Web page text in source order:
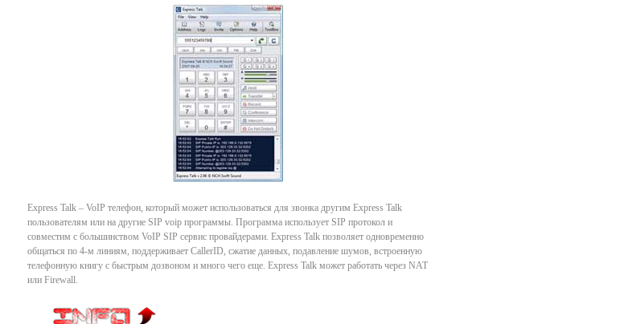
Express Talk – VoIP телефон, который может использоваться для звонка другим Express Talk
пользователям или на другие SIP voip программы. Программа использует SIP протокол и
совместим с большинством VoIP SIP сервис провайдерами. Express Talk позволяет одновременно
общаться по 4-м линиям, поддерживает CallerID, сжатие данных, подавление шумов, встроенную
телефонную книгу с быстрым дозвоном и много чего еще. Express Talk может работать через NAT
или Firewall.